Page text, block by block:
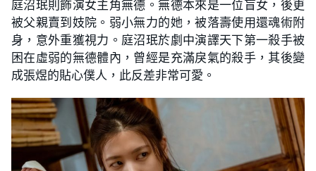
庭沼珉則飾演女主角無德。無德本來是一位盲女，後更
被父親賣到妓院。弱小無力的她，被落壽使用還魂術附
身，意外重獲視力。庭沼珉於劇中演譯天下第一殺手被
困在虛弱的無德體內，曾經是充滿戾氣的殺手，其後變
成張煜的貼心僕人，此反差非常可愛。